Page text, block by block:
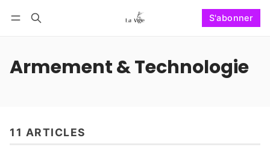
S'abonner
Armement & Technologie
11 ARTICLES